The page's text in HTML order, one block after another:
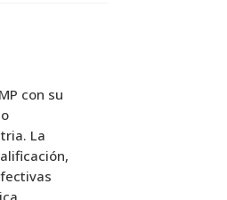
con su
La